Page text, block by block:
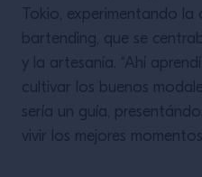
Tokio, experimentando
bartending, que se
y la artesanía. “Ahí
cultivar los buenos
sería un guía,
vivir los mejores